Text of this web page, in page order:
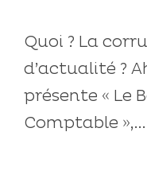
Quoi ? La
d’actualité ?
présente « Le
Comptable »,...